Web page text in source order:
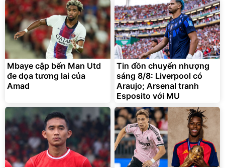
Mbaye cập bến Man Utd
đe dọa tương lai của
Amad
Tin đồn chuyển nhượng
sáng 8/8: Liverpool có
Araujo; Arsenal tranh
Esposito với MU